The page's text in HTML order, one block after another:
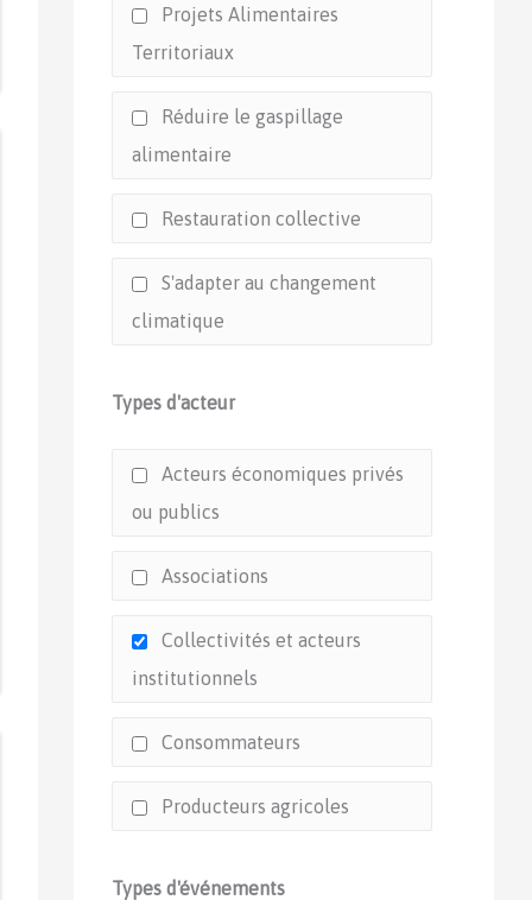
Projets Alimentaires
Territoriaux
Réduire le gaspillage
alimentaire
Restauration collective
S'adapter au changement
climatique
Types d'acteur
Acteurs économiques privés
ou publics
Associations
Collectivités et acteurs
institutionnels
Consommateurs
Producteurs agricoles
Types d'événements